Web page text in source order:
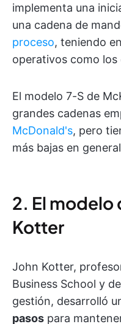
implementa una
una cadena de
proceso, teniendo
operativos como los
El modelo 7-S de
grandes cadenas
McDonald's, pero
más bajas en
2. El modelo
Kotter
John Kotter,
Business School y
gestión, desarrolló
pasos para